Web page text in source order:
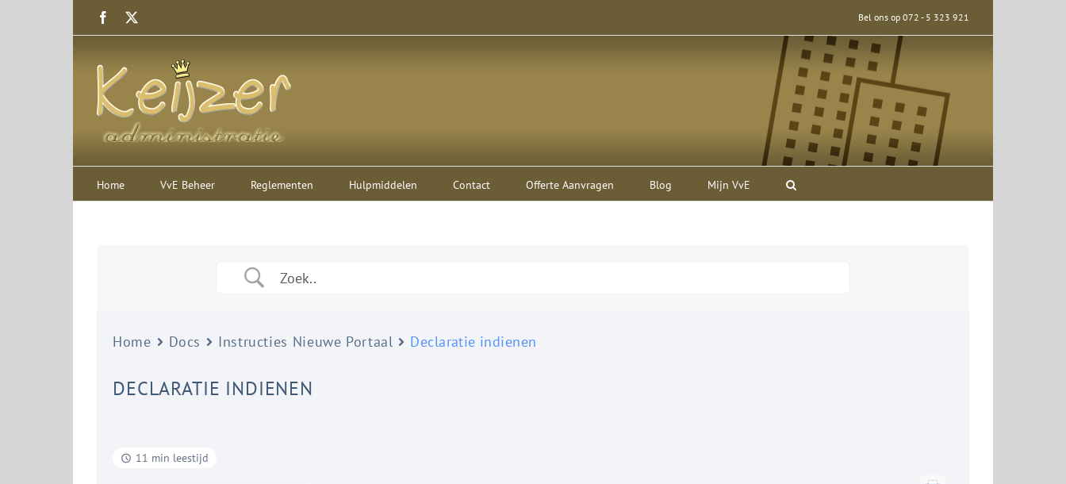
Facebook Bel ons op 072 - 5 323 921
Home VvE Beheer Reglementen Hulpmiddelen Contact Offerte Aanvragen Blog Mijn VvE
Home Docs Instructies Nieuwe Portaal Declaratie indienen
DECLARATIE INDIENEN
11 min leestijd